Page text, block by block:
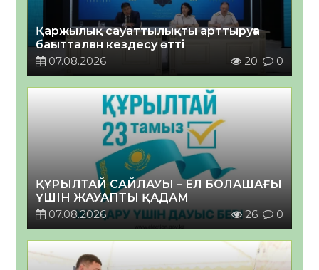
Қаржылық сауаттылықты арттыруға
бағытталған кездесу өтті
07.08.2026
20 0
ҚҰРЫЛТАЙ САЙЛАУЫ – ЕЛ БОЛАШАҒЫ
ҮШІН ЖАУАПТЫ ҚАДАМ
07.08.2026
26 0